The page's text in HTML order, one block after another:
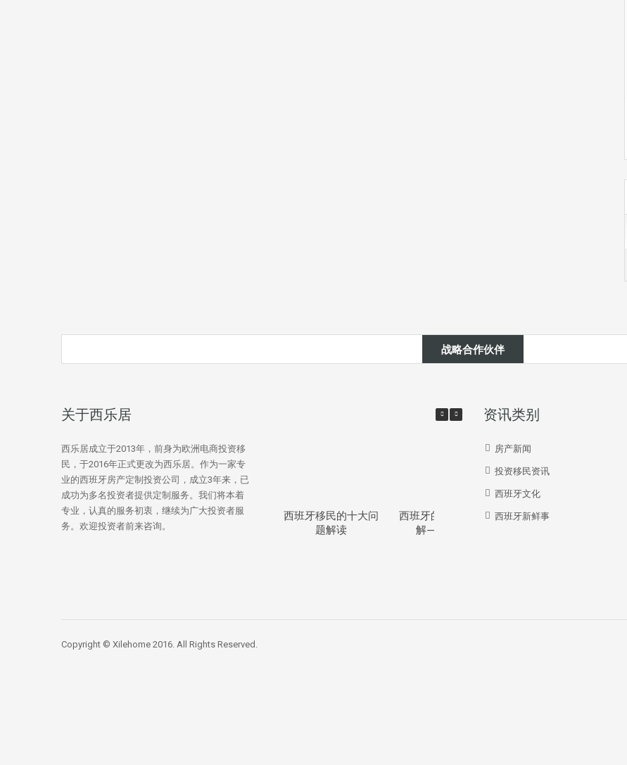
战略合作伙伴
关于西乐居
西乐居成立于2013年，前身为欧洲电商投资移
民，于2016年正式更改为西乐居。作为一家专
业的西班牙房产定制投资公司，成立3年来，已
成功为多名投资者提供定制服务。我们将本着
专业，认真的服务初衷，继续为广大投资者服
务。欢迎投资者前来咨询。
西班牙移民的十大问
题解读
西班牙的教育体系详
解—干货分享
西班牙华人牛在哪
资讯类别
房产新闻
投资移民资讯
西班牙文化
西班牙新鲜事
Copyright © Xilehome 2016. All Rights Reserved.